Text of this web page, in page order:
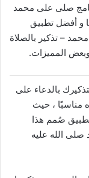
صلى على محمد
و أفضل تطبيق
– تذكير بالصلاة
المميزات.
بالدعاء على
مناسبًا ، حيث
صُمم هذا
الله عليه